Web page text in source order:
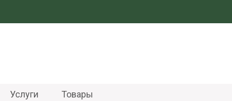
Услуги Товары